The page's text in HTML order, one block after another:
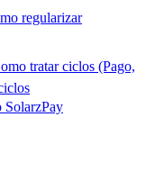
regularizar
tratar ciclos (Pago,
SolarzPay